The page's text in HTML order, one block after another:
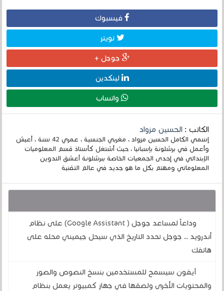
فيسبوك
تويتر
جوجل +
لينكدين
واتساب
الكاتب :الحسين مزواد
إسمي الكامل الحسين مزواد ، مغربي الجنسية ، عمري 42 سنة ، أعيش
وأعمل في برشلونة بإسبانيا ، حيث أشتغل كأستاذ قسم المعلوميات
الإبتدائي في إحدى الجمعيات الخاصة ببرشلونة أعشق التدوين
المعلوماتي ومهتم بكل ما هو جديد في عالم التقنية
وداعاً لمساعد جوجل ( Google Assistant) على نظام
أندرويد .. جوجل تحدد التاريخ الذي سيحل جيميني محله على
هاتفك
آيفون سيسمح للمستخدمين بنسخ النصوص والصور
والمحتويات الأخرى ولصقها في جهاز كمبيوتر يعمل بنظام